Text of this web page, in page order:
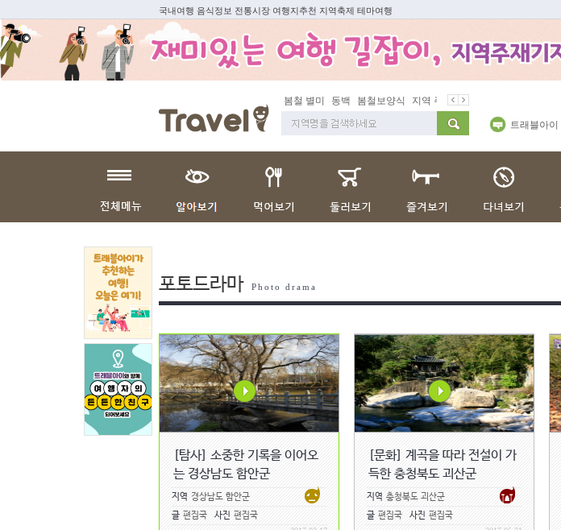
국내여행 음식정보 전통시장 여행지추천 지역축제 테마여행
봄철 별미 동백 봄철보양식 지역 주재기자 쇼 미 더 트래블아이
트래블아이
포토드라마 Photo drama
[탐사] 소중한 기록을 이어오
는 경상남도 함안군
지역 경상남도 함안군
글 편집국 사진 편집국
[문화] 계곡을 따라 전설이 가
득한 충청북도 괴산군
지역 충청북도 괴산군
글 편집국 사진 편집국